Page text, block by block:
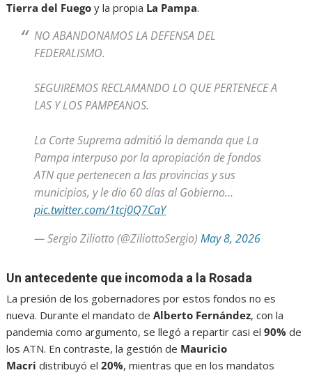
Tierra del Fuego y la propia La Pampa.
NO ABANDONAMOS LA DEFENSA DEL
FEDERALISMO.
SEGUIREMOS RECLAMANDO LO QUE PERTENECE A
LAS Y LOS PAMPEANOS.
La Corte Suprema admitió la demanda que La
Pampa interpuso por la apropiación de fondos
ATN que pertenecen a las provincias y sus
municipios, y le dio 60 días al Gobierno…
pic.twitter.com/1tcj0Q7CaY
— Sergio Ziliotto (@ZiliottoSergio)May 8, 2026
Un antecedente que incomoda a la Rosada
La presión de los gobernadores por estos fondos no es
nueva. Durante el mandato deAlberto Fernández, con la
pandemia como argumento, se llegó a repartir casi el90% de
los ATN. En contraste, la gestión de Mauricio
Macri distribuyó el20%, mientras que en los mandatos